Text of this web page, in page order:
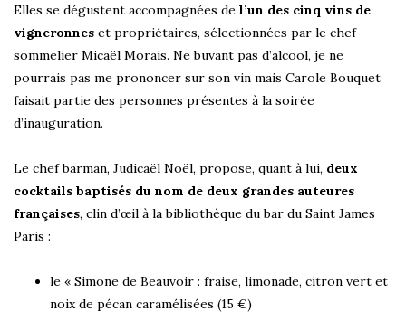
Elles se dégustent accompagnées de l’un des cinq vins de
vigneronnes et propriétaires, sélectionnées par le chef
sommelier Micaël Morais. Ne buvant pas d’alcool, je ne
pourrais pas me prononcer sur son vin mais Carole Bouquet
faisait partie des personnes présentes à la soirée
d’inauguration.
Le chef barman, Judicaël Noël, propose, quant à lui, deux
cocktails baptisés du nom de deux grandes auteures
françaises, clin d’œil à la bibliothèque du bar du Saint James
Paris :
le « Simone de Beauvoir : fraise, limonade, citron vert et
noix de pécan caramélisées (15 €)